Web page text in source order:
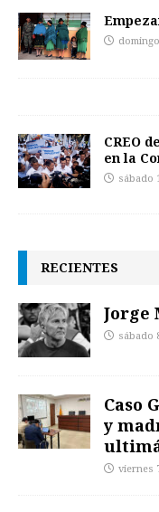
CREO
en la
sábado
RECIENTES
Jorge
sábado
Caso
y
viernes